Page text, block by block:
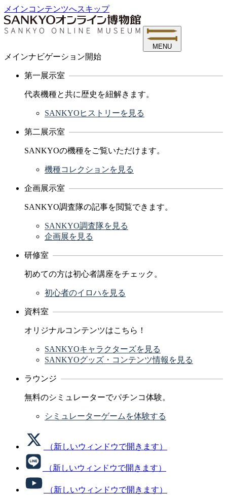
メインコンテンツへスキップ
MENU
メインナビゲーション開始
第一展示室
代表機種と共に歴史を紐解きます。
SANKYOヒストリーを見る
第二展示室
SANKYOの機種をご覧いただけます。
機種コレクションを見る
企画展示室
SANKYO調査隊の記事を閲覧できます。
SANKYO調査隊を見る
企画展を見る
研修室
初めての方は初心者講座をチェック。
初心者のイロハを見る
資料室
オリジナルコンテンツはこちら！
SANKYOキャラクターズを見る
SANKYOグッズ・コンテンツ情報を見る
ラウンジ
無料のシミュレーターでパチンコ体験。
シミュレーターゲームを体験する
（新しいウィンドウで開きます）
（新しいウィンドウで開きます）
（新しいウィンドウで開きます）